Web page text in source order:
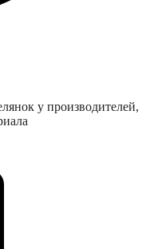
у производителей,